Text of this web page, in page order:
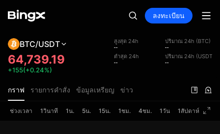
ลงทะเบียน
BTC/USDT
64,739.19
+155(+0.24%)
สูงสุด 24h
--
ปริมาณ 24h (BTC)
--
ต่ำสุด 24h
--
ปริมาณ 24h (USDT)
--
กราฟ รายการคำสั่ง ข้อมูลเหรียญ ข่าว
ช่วงเวลา 1วินาที 1น. 5น. 15น. 1ชม. 4ชม. 1วัน 1สัปดาห์